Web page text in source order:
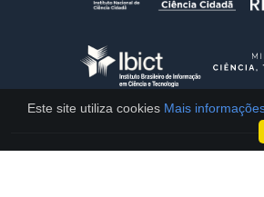
Este site utiliza cookies Mais